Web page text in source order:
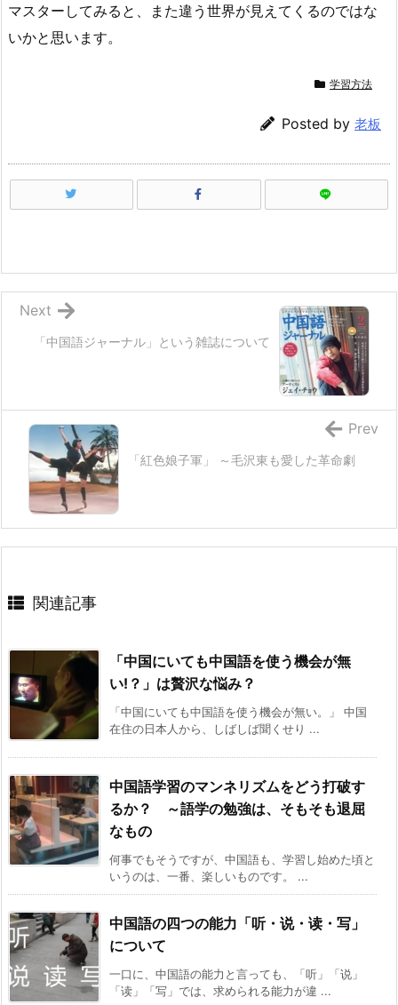
マスターしてみると、また違う世界が見えてくるのではな
いかと思います。
学習方法
Posted by 老板
「中国語ジャーナル」という雑誌について
Next
「紅色娘子軍」 ～毛沢東も愛した革命劇
Prev
関連記事
「中国にいても中国語を使う機会が無
い!？」は贅沢な悩み？
「中国にいても中国語を使う機会が無い。」 中国
在住の日本人から、しばしば聞くせり ...
中国語学習のマンネリズムをどう打破す
るか？ ～語学の勉強は、そもそも退屈
なもの
何事でもそうですが、中国語も、学習し始めた頃と
いうのは、一番、楽しいものです。 ...
中国語の四つの能力「听・说・读・写」
について
一口に、中国語の能力と言っても、「听」「说」
「读」「写」では、求められる能力が違 ...